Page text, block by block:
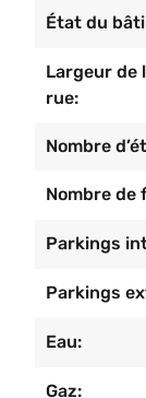
d’électricité
cette
État du
Largeur de
rue:
Nombre
Nombre de
Parkings
Parkings
Eau:
Gaz: